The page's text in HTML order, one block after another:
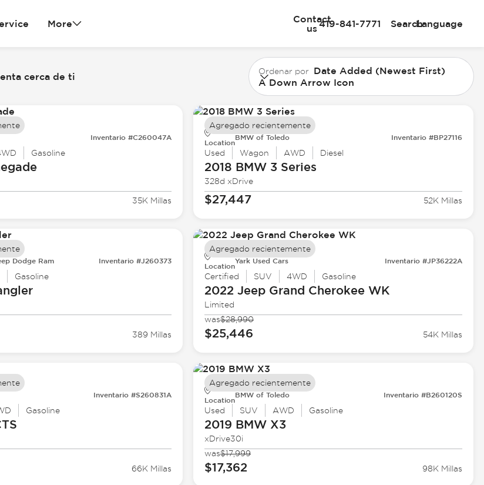
More
Contact
us419-841-7771 SearchLanguage
cerca de ti Ordenar por Date Added (Newest First)
A Down Arrow Icon
Inventario #C260047A
Gasoline
35K Millas
Location
BMW of Toledo Inventario #BP27116
Used Wagon AWD Diesel
2018 BMW3 Series
328d xDrive
$27,447 52K Millas
Agregado recientemente
Dodge Ram Inventario #J260373
Gasoline
389 Millas
Location
Yark Used Cars Inventario #JP36222A
Certified SUV 4WD Gasoline
2022 JeepGrand Cherokee WK
Limited
was$28,990
$25,446 54K Millas
Agregado recientemente
Inventario #S260831A
Gasoline
66K Millas
Location
BMW of Toledo Inventario #B260120S
Used SUV AWD Gasoline
2019 BMWX3
xDrive30i
was$17,999
$17,362 98K Millas
Agregado recientemente